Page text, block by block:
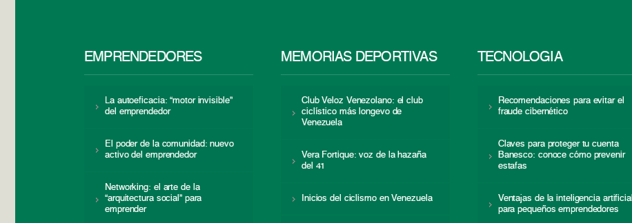
EMPRENDEDORES
La autoeficacia: “motor invisible”
del emprendedor
El poder de la comunidad: nuevo
activo del emprendedor
Networking: el arte de la
“arquitectura social” para
emprender
MEMORIAS DEPORTIVAS
Club Veloz Venezolano: el club
ciclístico más longevo de
Venezuela
Vera Fortique: voz de la hazaña
del 41
Inicios del ciclismo en Venezuela
TECNOLOGÍA
Recomendaciones para evitar el
fraude cibernético
Claves para proteger tu cuenta
Banesco: conoce cómo prevenir
estafas
Ventajas de la inteligencia artificial
para pequeños emprendedores